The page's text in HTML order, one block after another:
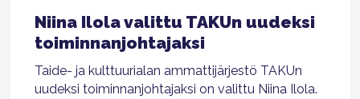
Niina Ilola valittu TAKUn uudeksi
toiminnanjohtajaksi
Taide- ja kulttuurialan ammattijärjestö TAKUn
uudeksi toiminnanjohtajaksi on valittu Niina Ilola.